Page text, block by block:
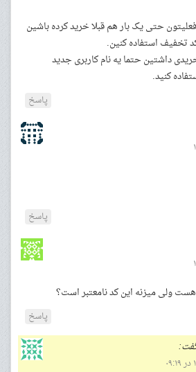
فعلیتون حتی یک بار هم قبلا خرید کرده باشین
تخفیف استفاده کنین.
خریدی داشتین حتما یه نام کاربری جدید
کنید.
پاسخ
پاسخ
ولی میزنه این کد نامعتبر است؟
پاسخ